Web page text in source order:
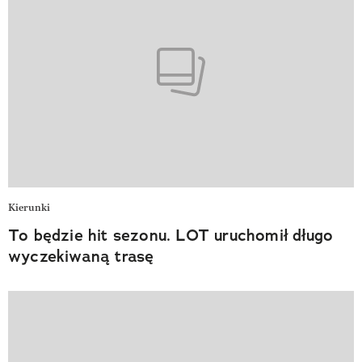
Kierunki
To będzie hit sezonu. LOT uruchomił długo
wyczekiwaną trasę